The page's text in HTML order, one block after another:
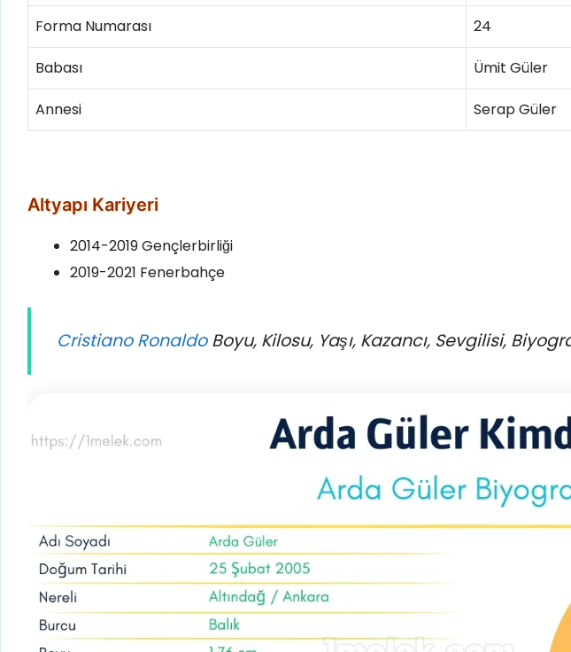
Forma Numarası 24
Babası Ümit Güler
Annesi Serap Güler
Altyapı Kariyeri
2014-2019 Gençlerbirliği
2019-2021 Fenerbahçe
Cristiano RonaldoBoyu, Kilosu, Yaşı, Kazancı, Sevgilisi,